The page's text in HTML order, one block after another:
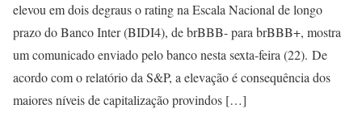
elevou em dois degraus o rating na Escala Nacional de longo
prazo do Banco Inter (BIDI4), de brBBB- para brBBB+, mostra
um comunicado enviado pelo banco nesta sexta-feira (22). De
acordo com o relatório da S&P, a elevação é consequência dos
maiores níveis de capitalização provindos […]